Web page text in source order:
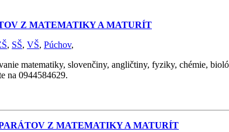
Z MATEMATIKY A MATURÍT
, SŠ, VŠ, Púchov,
matematiky, slovenčiny, angličtiny, fyziky, chémie,
na 0944584629.
Z MATEMATIKY A MATURÍT